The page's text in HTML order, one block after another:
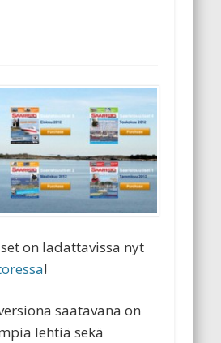
on ladattavissa nyt
!
saatavana on
lehtiä sekä